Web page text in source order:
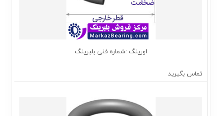
اورینگ :شماره فنی بلبرینگ
تماس بگیرید